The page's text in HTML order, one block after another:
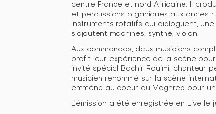
centre France et nord Africaine. Il
et percussions organiques aux ondes
instruments rotatifs qui dialoguent;
s’ajoutent machines, synthé, violon.
Aux commandes, deux musiciens
profit leur expérience de la scène
invité spécial Bachir Rouimi, chanteur
musicien renommé sur la scène
emmène au coeur du Maghreb pour
L’émission a été enregistrée en Live